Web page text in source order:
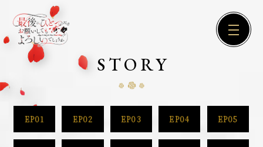
STORY
EP01 EP02 EP03 EP04 EP05